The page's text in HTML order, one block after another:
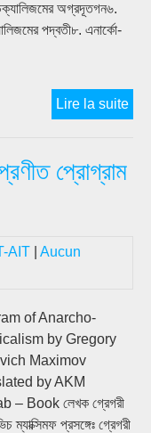
অগ্রদূতগন৬.
পদ্বতী৮. এনার্কো-
Lire la suite
প্রোগ্রাম
AIT
Aucun
of Anarcho-
by Gregory
Maximov
by AKM
– Book লেখক গ্রেগরী
ম্যাক্সিমফ প্রসঙ্গেঃ গ্রেগরী